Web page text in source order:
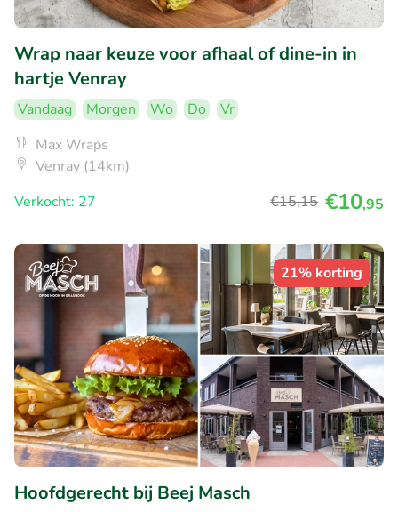
Wrap naar keuze voor afhaal of dine-in in
hartje Venray
Vandaag Morgen Wo Do
Vr
Max Wraps
Venray (14km)
Verkocht: 27
€15,15 €10,95
21% korting
Hoofdgerecht bij Beej Masch